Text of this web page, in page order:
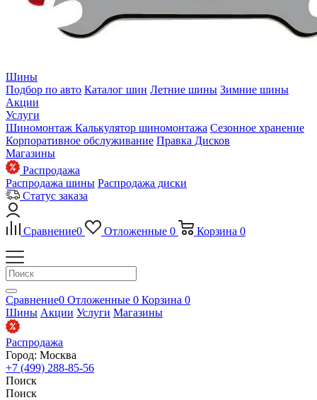
Шины
Подбор по авто Каталог шин Летние шины Зимние шины
Акции
Услуги
Шиномонтаж Калькулятор шиномонтажа Сезонное хранение
Корпоративное обслуживание Правка Дисков
Магазины
Распродажа
Распродажа шины Распродажа диски
Статус заказа
Сравнение0 Отложенные 0 Корзина 0
Сравнение0 Отложенные 0 Корзина 0
Шины Акции Услуги Магазины
Распродажа
Город: Москва
+7 (499) 288-85-56
Поиск
Поиск